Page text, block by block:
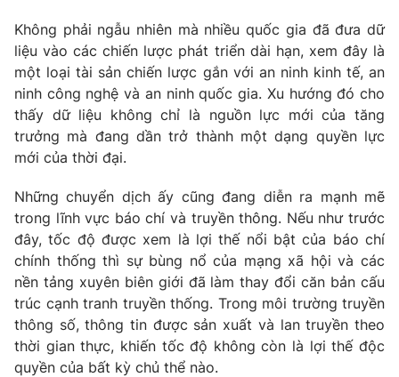
Không phải ngẫu nhiên mà nhiều quốc gia đã đưa dữ
liệu vào các chiến lược phát triển dài hạn, xem đây là
một loại tài sản chiến lược gắn với an ninh kinh tế, an
ninh công nghệ và an ninh quốc gia. Xu hướng đó cho
thấy dữ liệu không chỉ là nguồn lực mới của tăng
trưởng mà đang dần trở thành một dạng quyền lực
mới của thời đại.
Những chuyển dịch ấy cũng đang diễn ra mạnh mẽ
trong lĩnh vực báo chí và truyền thông. Nếu như trước
đây, tốc độ được xem là lợi thế nổi bật của báo chí
chính thống thì sự bùng nổ của mạng xã hội và các
nền tảng xuyên biên giới đã làm thay đổi căn bản cấu
trúc cạnh tranh truyền thống. Trong môi trường truyền
thông số, thông tin được sản xuất và lan truyền theo
thời gian thực, khiến tốc độ không còn là lợi thế độc
quyền của bất kỳ chủ thể nào.